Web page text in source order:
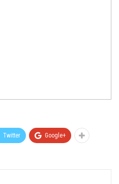
Twitter Google+